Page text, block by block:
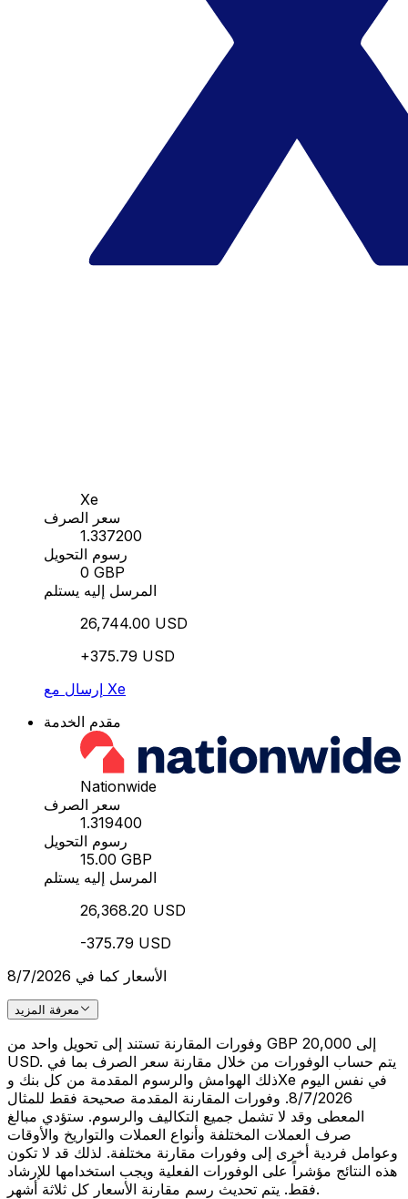
Xe
سعر الصرف
1.337200
رسوم التحويل
0 GBP
المرسل إليه يستلم
26,744.00 USD
+375.79 USD
إرسال مع Xe
مقدم الخدمة
Nationwide
سعر الصرف
1.319400
رسوم التحويل
15.00 GBP
المرسل إليه يستلم
26,368.20 USD
-375.79 USD
الأسعار كما في 8/7/2026
معرفة المزيد
وفورات المقارنة تستند إلى تحويل واحد من GBP 20,000 إلى
USD. يتم حساب الوفورات من خلال مقارنة سعر الصرف بما في
ذلك الهوامش والرسوم المقدمة من كل بنك وXe في نفس اليوم
8/7/2026. وفورات المقارنة المقدمة صحيحة فقط للمثال
المعطى وقد لا تشمل جميع التكاليف والرسوم. ستؤدي مبالغ
صرف العملات المختلفة وأنواع العملات والتواريخ والأوقات
وعوامل فردية أخرى إلى وفورات مقارنة مختلفة. لذلك قد لا تكون
هذه النتائج مؤشراً على الوفورات الفعلية ويجب استخدامها للإرشاد
فقط. يتم تحديث رسم مقارنة الأسعار كل ثلاثة أشهر.